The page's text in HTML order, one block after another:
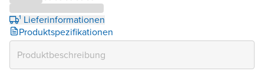
¹ Lieferinformationen
Produktspezifikationen